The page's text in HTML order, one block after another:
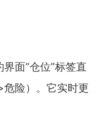
面“仓位”标签直
险）。它实时更